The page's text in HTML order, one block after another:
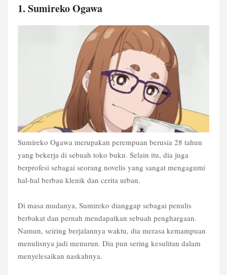
1. Sumireko Ogawa
Sumireko Ogawa merupakan perempuan berusia 28 tahun
yang bekerja di sebuah toko buku. Selain itu, dia juga
berprofesi sebagai seorang novelis yang sangat mengagumi
hal-hal berbau klenik dan cerita urban.
Di masa mudanya, Sumireko dianggap sebagai penulis
berbakat dan pernah mendapatkan sebuah penghargaan.
Namun, seiring berjalannya waktu, dia merasa kemampuan
menulisnya jadi menurun. Dia pun sering kesulitan dalam
menyelesaikan naskahnya.